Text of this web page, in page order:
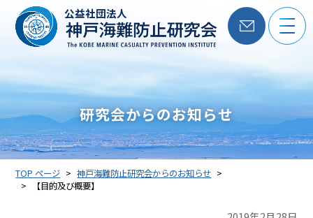
公益社団法人
研究会からのお知らせ
TOP ページ
神戸海難防止研究会からのお知らせ
【目的及び概要】